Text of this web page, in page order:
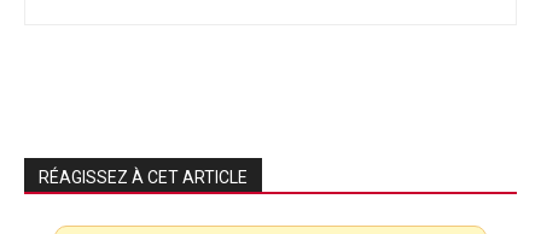
RÉAGISSEZ À CET ARTICLE